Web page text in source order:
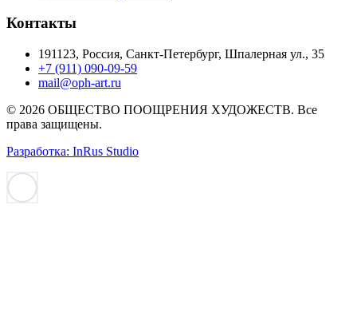
Контакты
191123, Россия, Санкт-Петербург, Шпалерная ул., 35
+7 (911) 090-09-59
mail@oph-art.ru
© 2026 ОБЩЕСТВО ПООЩРЕНИЯ ХУДОЖЕСТВ. Все
права защищены.
Разработка: InRus Studio